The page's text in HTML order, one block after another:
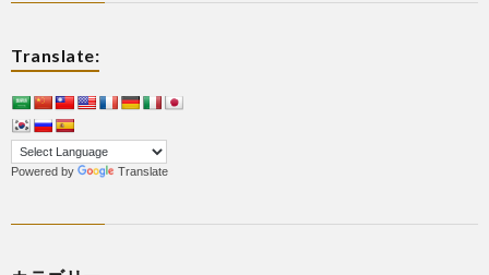
Translate:
Powered by Translate